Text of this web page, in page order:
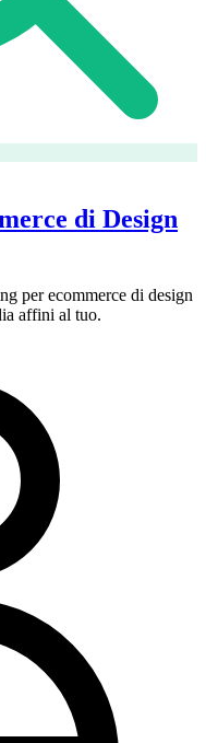
di Design
per ecommerce di design
affini al tuo.